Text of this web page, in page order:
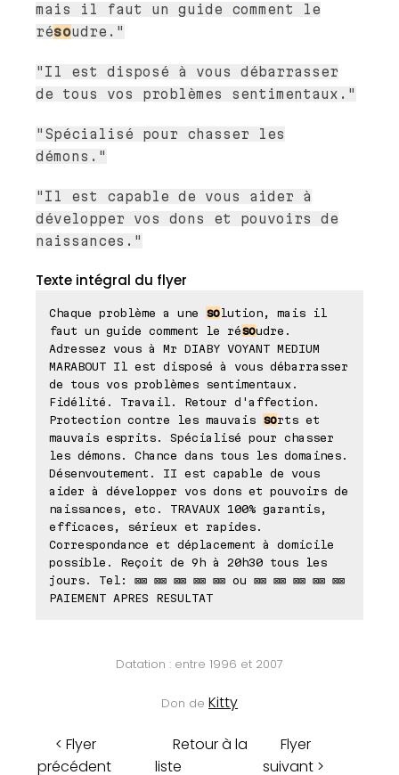
mais il faut un guide comment le
résoudre."
"Il est disposé à vous débarrasser
de tous vos problèmes sentimentaux."
"Spécialisé pour chasser les
démons."
"Il est capable de vous aider à
développer vos dons et pouvoirs de
naissances."
Texte intégral du flyer
Chaque problème a une solution, mais il
faut un guide comment le résoudre.
Adressez vous à Mr DIABY VOYANT MEDIUM
MARABOUT Il est disposé à vous débarrasser
de tous vos problèmes sentimentaux.
Fidélité. Travail. Retour d'affection.
Protection contre les mauvais sorts et
mauvais esprits. Spécialisé pour chasser
les démons. Chance dans tous les domaines.
Désenvoutement. II est capable de vous
aider à développer vos dons et pouvoirs de
naissances, etc. TRAVAUX 100% garantis,
efficaces, sérieux et rapides.
Correspondance et déplacement à domicile
possible. Reçoit de 9h à 20h30 tous les
jours. Tel: ⊠⊠ ⊠⊠ ⊠⊠ ⊠⊠ ⊠⊠ ou ⊠⊠ ⊠⊠ ⊠⊠ ⊠⊠ ⊠⊠
PAIEMENT APRES RESULTAT
Datation : entre 1996 et 2007
Don de Kitty
< Flyer
précédent
Retour à la
liste
Flyer
suivant >